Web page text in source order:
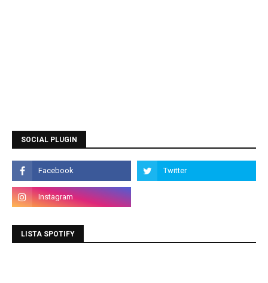
SOCIAL PLUGIN
LISTA SPOTIFY